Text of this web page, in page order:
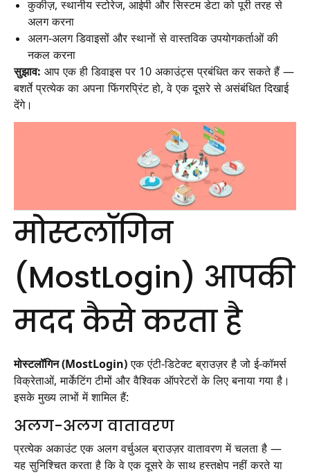
कुकीज़, स्थानीय स्टोरेज, आईपी और सिस्टम डेटा को पूरी तरह से
अलग करना
अलग-अलग डिवाइसों और स्थानों से वास्तविक उपयोगकर्ताओं की
नकल करना
सुझाव: आप एक ही डिवाइस पर 10 अकाउंट्स प्रबंधित कर सकते हैं —
बशर्ते प्रत्येक का अपना फिंगरप्रिंट हो, वे एक दूसरे से असंबंधित दिखाई
देंगे।
मोस्टलॉगिन
(MostLogin) आपकी
मदद कैसे करता है
मोस्टलॉगिन (MostLogin) एक एंटी-डिटेक्ट ब्राउज़र है जो ई-कॉमर्स
विक्रेताओं, मार्केटिंग टीमों और वैश्विक ऑपरेटरों के लिए बनाया गया है।
इसके मुख्य लाभों में शामिल हैं:
अलग-अलग वातावरण
प्रत्येक अकाउंट एक अलग वर्चुअल ब्राउज़र वातावरण में चलता है —
यह सुनिश्चित करता है कि वे एक दूसरे के साथ हस्तक्षेप नहीं करते या